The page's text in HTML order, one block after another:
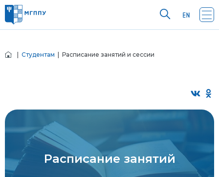
Студентам | Расписание занятий и сессии
Расписание занятий